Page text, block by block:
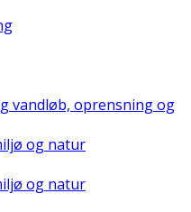
vandløb, oprensning og
og natur
og natur